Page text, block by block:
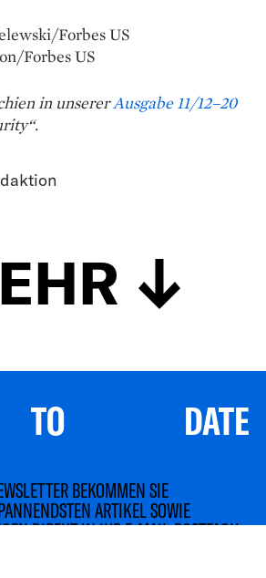
Forbes US
Forbes US
in unsererAusgabe 11/12–20
DATE
BEKOMMEN SIE
ARTIKEL SOWIE
DIREKT IN IHR E-MAIL-POSTFACH